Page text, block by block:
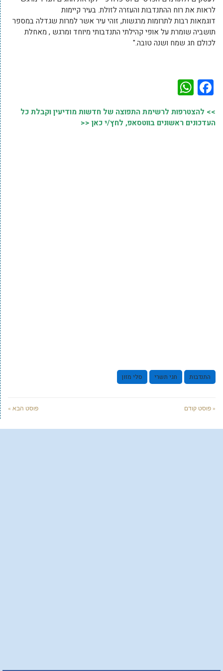
לראות את רוח ההתנדבות והעזרה לזולת. בעיר קיימות
דוגמאות רבות לתרומות מרגשות, זוהי עיר אשר למרות שגדלה במספר
תושביה שומרת על אופי קהילתי התנדבותי מיוחד ומרגש , מאחלת
לכולם חג שמח ושנה טובה."
Facebook
>> להצטרפות לרשימת התפוצה של חדשות מודיעין וקבלת כל
העדכונים ראשונים בווטסאפ, לחץ/י כאן <<
התנדבות חגי תשרי סלי מזון
« פוסט קודם פוסט הבא »